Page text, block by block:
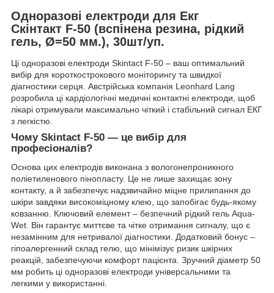
Одноразові електроди для Екг
Скінтакт F-50 (вспінена резина, рідкий
гель, Ø=50 мм.), 30шт/уп.
Ці одноразові електроди Skintact F-50 – ваш оптимальний
вибір для короткострокового моніторингу та швидкої
діагностики серця. Австрійська компанія Leonhard Lang
розробила ці кардіологічні медичні контактні електроди, щоб
лікарі отримували максимально чіткий і стабільний сигнал ЕКГ
з легкістю.
Чому Skintact F-50 — це вибір для
професіоналів?
Основа цих електродів виконана з вологонепроникного
поліетиленового пінопласту. Це не лише захищає зону
контакту, а й забезпечує надзвичайно міцне прилипання до
шкіри завдяки високоміцному клею, що запобігає будь-якому
ковзанню. Ключовий елемент – безпечний рідкий гель Aqua-
Wet. Він гарантує миттєве та чітке отримання сигналу, що є
незамінним для нетривалої діагностики. Додатковий бонус –
гіпоалергенний склад гелю, що мінімізує ризик шкірних
реакцій, забезпечуючи комфорт пацієнта. Зручний діаметр 50
мм робить ці одноразові електроди універсальними та
легкими у використанні.